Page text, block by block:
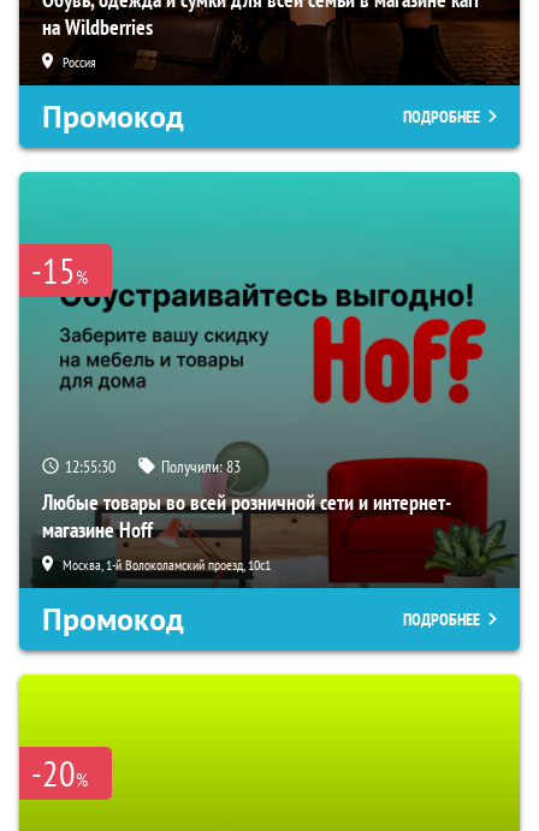
на Wildberries
Россия
Промокод ПОДРОБНЕЕ
-15%
12:55:29 Получили:83
Любые товары во всей розничной сети и интернет-
магазине Hoff
Москва, 1-й Волоколамский проезд, 10с1
Промокод ПОДРОБНЕЕ
-20%